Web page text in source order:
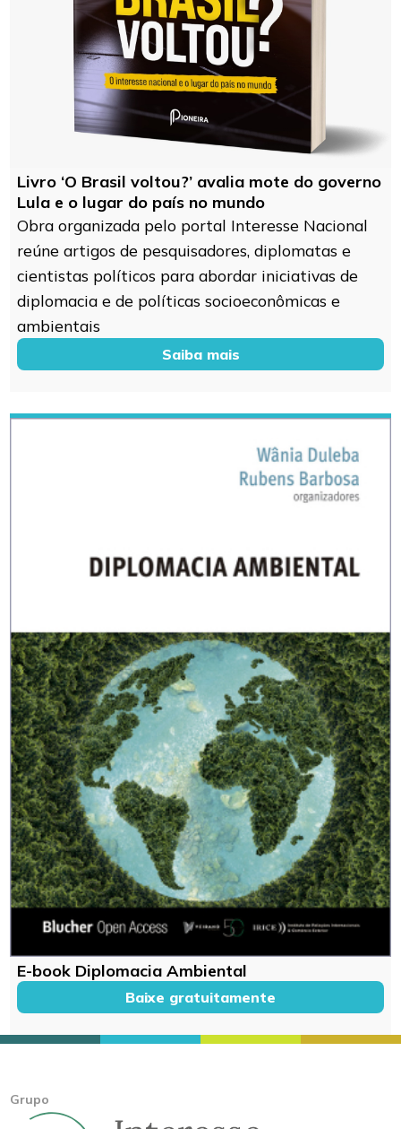
Livro ‘O Brasil voltou?’ avalia mote do governo
Lula e o lugar do país no mundo
Obra organizada pelo portal Interesse Nacional
reúne artigos de pesquisadores, diplomatas e
cientistas políticos para abordar iniciativas de
diplomacia e de políticas socioeconômicas e
ambientais
Saiba mais
E-book Diplomacia Ambiental
Baixe gratuitamente
Grupo